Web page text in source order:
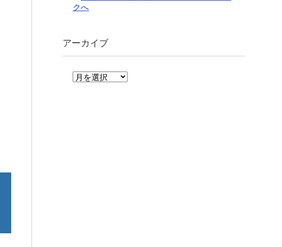
アーカイブ
ア